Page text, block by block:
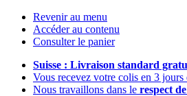
Revenir au menu
Accéder au contenu
Consulter le panier
Suisse : Livraison standard
Vous recevez votre colis en 3 jours
Nous travaillons dans le respect